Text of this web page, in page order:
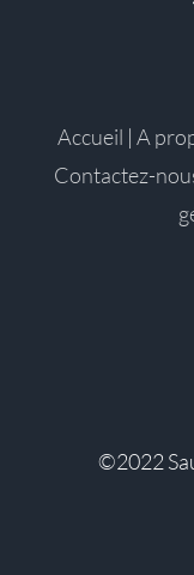
Accueil | A
Contactez-
©2022